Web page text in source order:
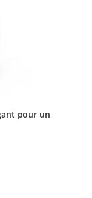
pour un